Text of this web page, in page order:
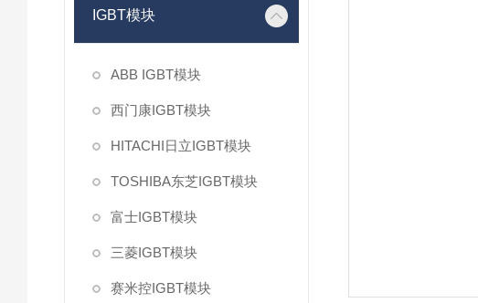
IGBT模块
ABB IGBT模块
西门康IGBT模块
HITACHI日立IGBT模块
TOSHIBA东芝IGBT模块
富士IGBT模块
三菱IGBT模块
赛米控IGBT模块